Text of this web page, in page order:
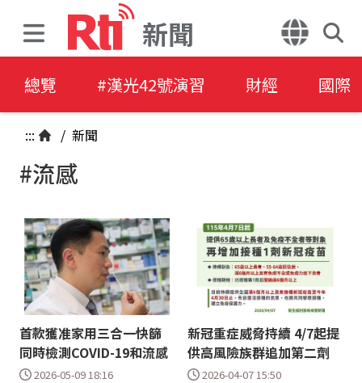
新聞
總覽 #漢光42號演習 財經 國際
::: / 新聞
#流感
首款獲准家用三合一快篩
同時檢測COVID-19和流感
2026-05-09 18:16
新冠重症威脅持續 4/7起提
供高風險族群追加第二劑
2026-04-07 15:50